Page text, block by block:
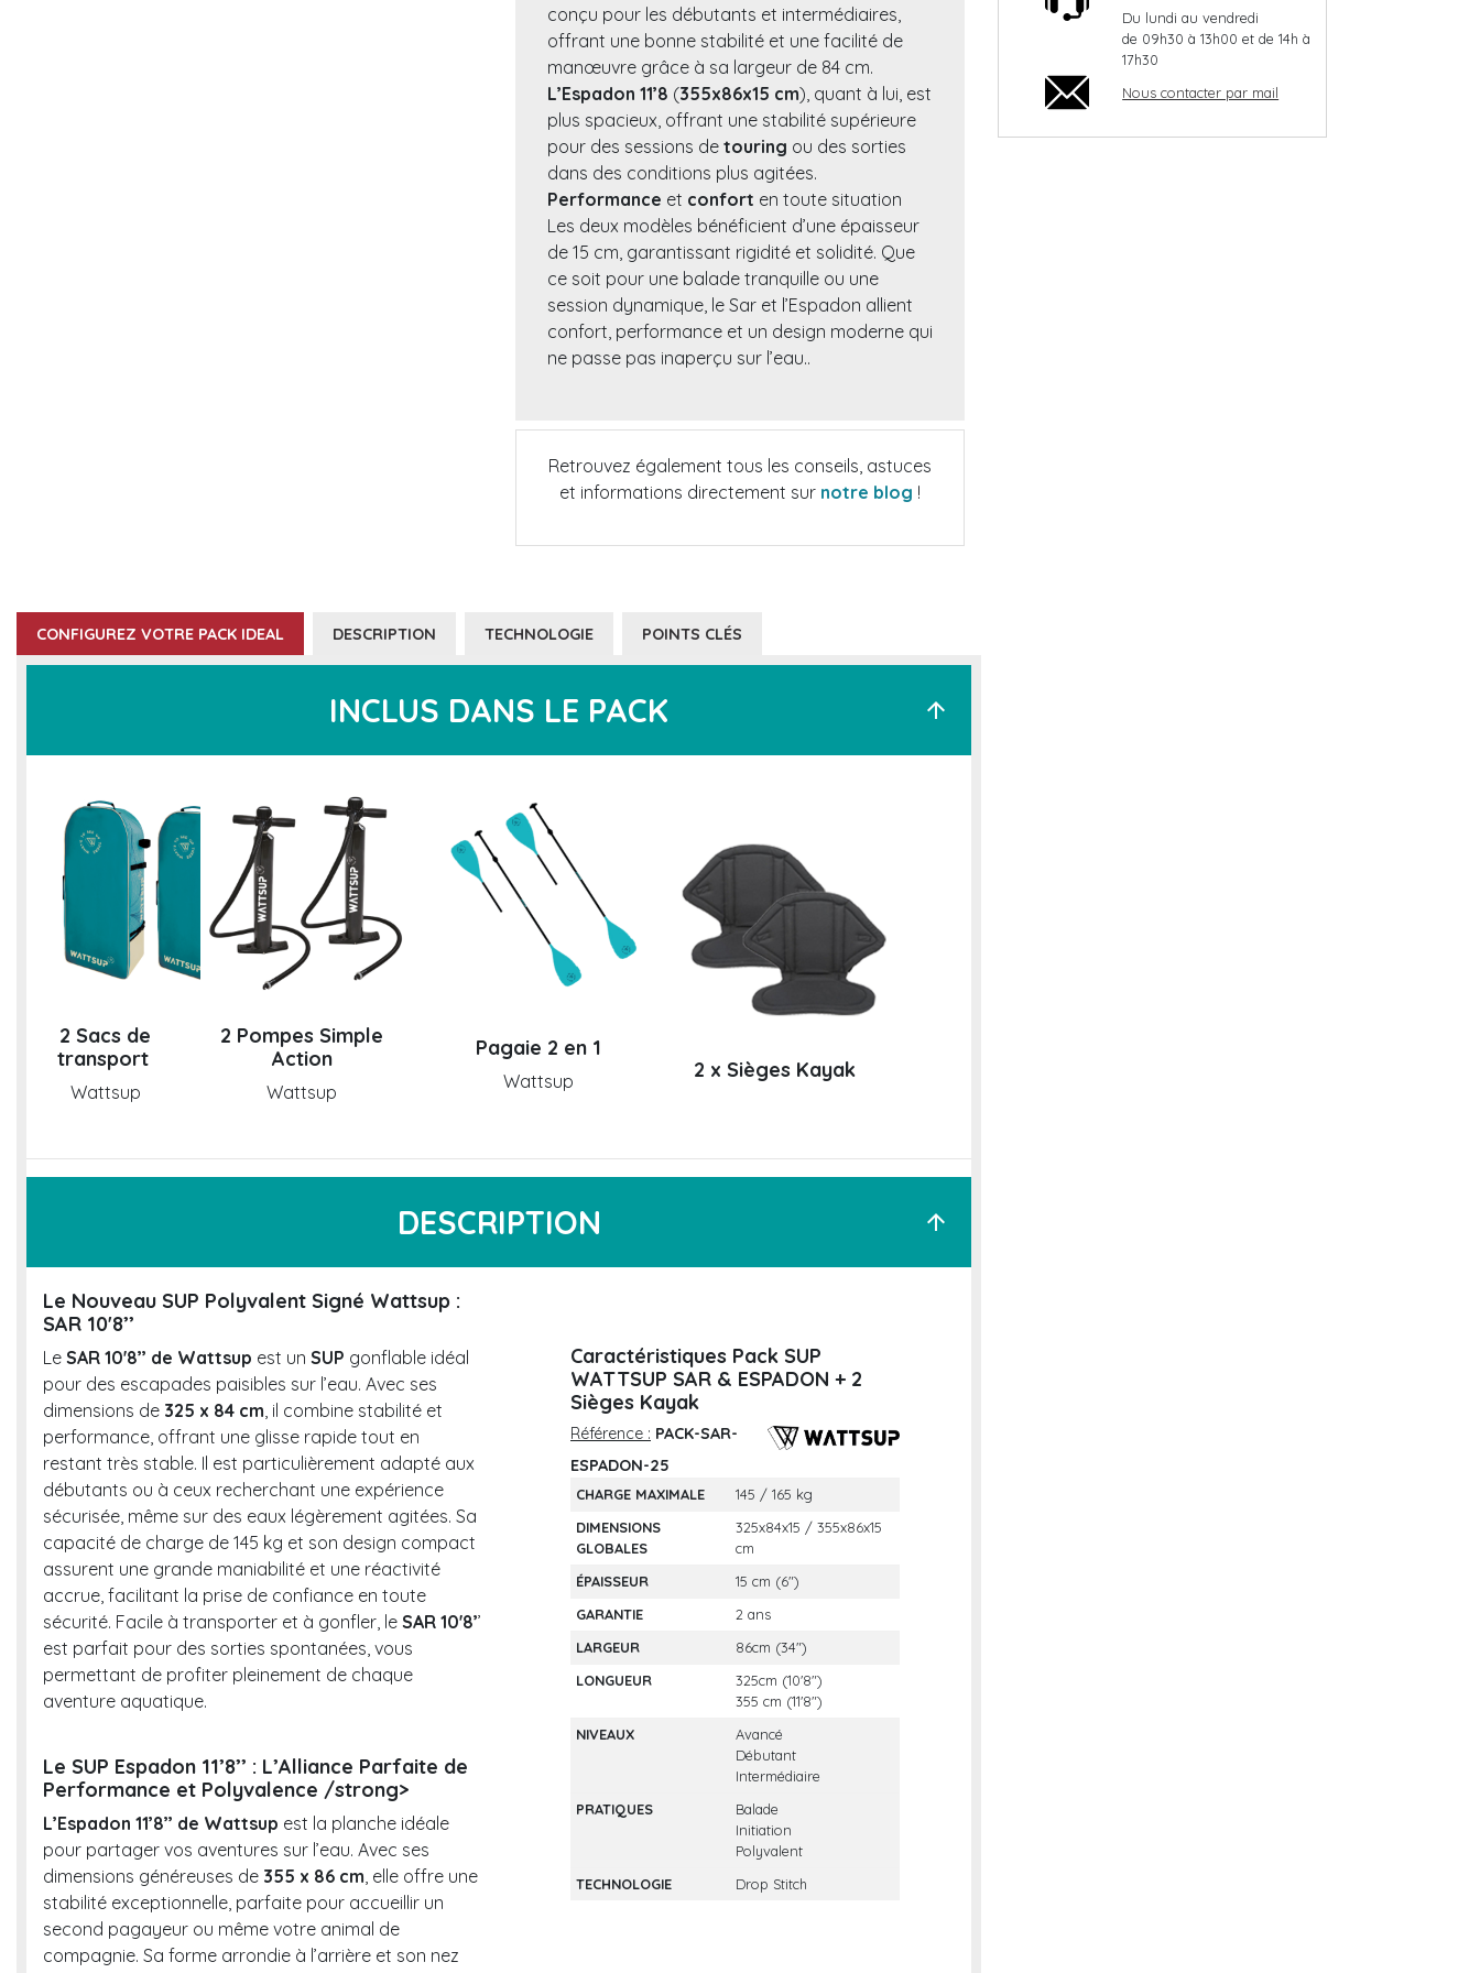
conçu pour les débutants et intermédiaires,
offrant une bonne stabilité et une facilité de
manœuvre grâce à sa largeur de 84 cm.
L’Espadon 11’8 (355x86x15 cm), quant à lui, est
plus spacieux, offrant une stabilité supérieure
pour des sessions de touring ou des sorties
dans des conditions plus agitées.
Performance et confort en toute situation
Les deux modèles bénéficient d’une épaisseur
de 15 cm, garantissant rigidité et solidité. Que
ce soit pour une balade tranquille ou une
session dynamique, le Sar et l’Espadon allient
confort, performance et un design moderne qui
ne passe pas inaperçu sur l’eau..
Retrouvez également tous les conseils, astuces
et informations directement sur notre blog !
CONFIGUREZ VOTRE PACK IDEAL DESCRIPTION TECHNOLOGIE POINTS CLÉS
INCLUS DANS LE PACK arrow_upward
2 Sacs de
transport
Wattsup
2 Pompes Simple
Action
Wattsup
Pagaie 2 en 1
Wattsup 2 x Sièges Kayak
DESCRIPTION arrow_upward
Le Nouveau SUP Polyvalent Signé Wattsup :
SAR 10'8’’
Le SAR 10'8’’ de Wattsup est un SUP gonflable idéal
pour des escapades paisibles sur l’eau. Avec ses
dimensions de 325 x 84 cm, il combine stabilité et
performance, offrant une glisse rapide tout en
restant très stable. Il est particulièrement adapté aux
débutants ou à ceux recherchant une expérience
sécurisée, même sur des eaux légèrement agitées. Sa
capacité de charge de 145 kg et son design compact
assurent une grande maniabilité et une réactivité
accrue, facilitant la prise de confiance en toute
sécurité. Facile à transporter et à gonfler, le SAR 10'8’’
est parfait pour des sorties spontanées, vous
permettant de profiter pleinement de chaque
aventure aquatique.
Le SUP Espadon 11’8’’ : L’Alliance Parfaite de
Performance et Polyvalence /strong>
L’Espadon 11’8’’ de Wattsup est la planche idéale
pour partager vos aventures sur l’eau. Avec ses
dimensions généreuses de 355 x 86 cm, elle offre une
stabilité exceptionnelle, parfaite pour accueillir un
second pagayeur ou même votre animal de
compagnie. Sa forme arrondie à l’arrière et son nez
Caractéristiques Pack SUP
WATTSUP SAR & ESPADON + 2
Sièges Kayak
Référence : PACK-SAR-
ESPADON-25
CHARGE MAXIMALE
145 / 165 kg
DIMENSIONS
GLOBALES
325x84x15 / 355x86x15
cm
ÉPAISSEUR
15 cm (6")
GARANTIE
2 ans
LARGEUR
86cm (34")
LONGUEUR
325cm (10'8")
355 cm (11'8")
NIVEAUX
Avancé
Débutant
Intermédiaire
PRATIQUES
Balade
Initiation
Polyvalent
TECHNOLOGIE
Drop Stitch
Du lundi au vendredi
de 09h30 à 13h00 et de 14h à
17h30
Nous contacter par mail